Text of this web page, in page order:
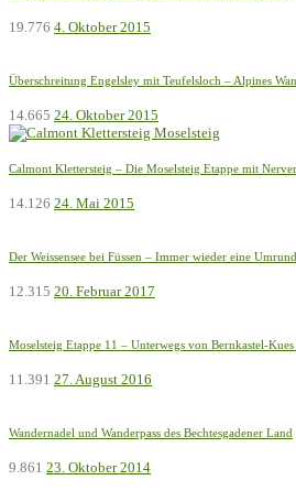
19.776 4. Oktober 2015
Überschreitung Engelsley mit Teufelsloch – Alpines
14.665 24. Oktober 2015
Calmont Klettersteig – Die Moselsteig Etappe mit
14.126 24. Mai 2015
Der Weissensee bei Füssen – Immer wieder eine
12.315 20. Februar 2017
Moselsteig Etappe 11 – Unterwegs von Bernkastel-
11.391 27. August 2016
Wandernadel und Wanderpass des Bechtesgadener Land
9.861 23. Oktober 2014